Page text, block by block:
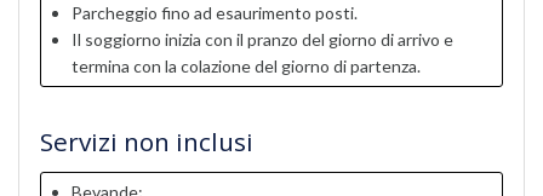
Parcheggio fino ad esaurimento posti.
Il soggiorno inizia con il pranzo del giorno di arrivo e
termina con la colazione del giorno di partenza.
Servizi non inclusi